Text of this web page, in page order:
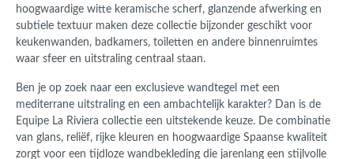
hoogwaardige witte keramische scherf, glanzende afwerking en
subtiele textuur maken deze collectie bijzonder geschikt voor
keukenwanden, badkamers, toiletten en andere binnenruimtes
waar sfeer en uitstraling centraal staan.
Ben je op zoek naar een exclusieve wandtegel met een
mediterrane uitstraling en een ambachtelijk karakter? Dan is de
Equipe La Riviera collectie een uitstekende keuze. De combinatie
van glans, reliëf, rijke kleuren en hoogwaardige Spaanse kwaliteit
zorgt voor een tijdloze wandbekleding die jarenlang een stijlvolle